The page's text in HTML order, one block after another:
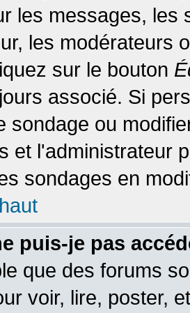
les messages, les
les modérateurs
sur le bouton
associé. Si
sondage ou
et l'administrateur
sondages en
puis-je pas
que des forums
voir, lire, poster,